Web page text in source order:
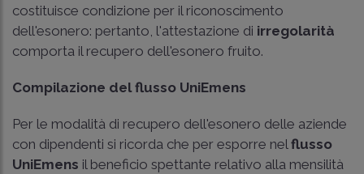
costituisce condizione per il riconoscimento
dell'esonero: pertanto, l'attestazione di irregolarità
comporta il recupero dell'esonero fruito.
Compilazione del flusso UniEmens
Per le modalità di recupero dell'esonero delle aziende
con dipendenti si ricorda che per esporre nelflusso
UniEmens il beneficio spettante relativo alla mensilità